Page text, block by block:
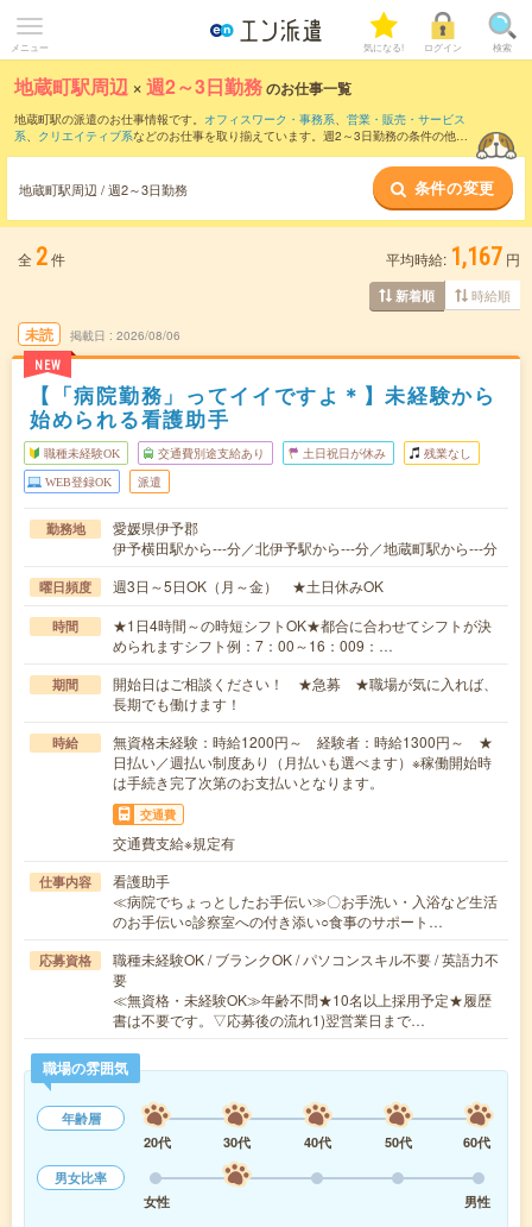
メニュー 気になる! ログイン 検索
地蔵町駅周辺 ×週2～3日勤務のお仕事一覧
地蔵町駅の派遣のお仕事情報です。 オフィスワーク・事務系、 営業・販売・サービス
系、 クリエイティブ系などのお仕事を取り揃えています。週2～3日勤務の条件の他
地蔵町駅周辺 / 週2～3日勤務 条件の変更
全 2件 平均時給: 1,167 円
新着順 時給順
未読
NEW
掲載日 2026/08/06
【「病院勤務」ってイイですよ＊】未経験から
始められる看護助手
職種未経験OK 交通費別途支給あり 土日祝日が休み 残業なし
WEB登録OK 派遣
勤務地
愛媛県伊予郡
伊予横田駅から---分／北伊予駅から---分／地蔵町駅から---分
曜日頻度 週3日～5日OK（月～金） ★土日休みOK
時間
★1日4時間～の時短シフトOK★都合に合わせてシフトが決
められますシフト例：7：00～16：009：…
期間
開始日はご相談ください！ ★急募 ★職場が気に入れば、
長期でも働けます！
時給
無資格未経験：時給1200円～ 経験者：時給1300円～ ★
日払い／週払い制度あり（月払いも選べます）※稼働開始時
は手続き完了次第のお支払いとなります。
交通費
交通費支給※規定有
仕事内容
看護助手
≪病院でちょっとしたお手伝い≫〇お手洗い・入浴など生活
のお手伝い○診察室への付き添い○食事のサポート…
応募資格
職種未経験OK / ブランクOK / パソコンスキル不要 / 英語力不
要
≪無資格・未経験OK≫年齢不問★10名以上採用予定★履歴
書は不要です。▽応募後の流れ1)翌営業日まで…
職場の雰囲気
年齢層
20代
30代 40代 50代
60代
男女比率
女性
男性